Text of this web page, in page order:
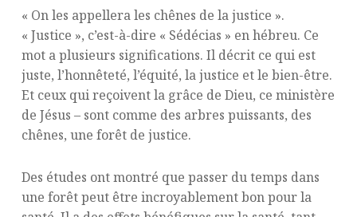
« On les appellera les chênes de la justice ».
« Justice », c’est-à-dire « Sédécias » en hébreu. Ce
mot a plusieurs significations. Il décrit ce qui est
juste, l’honnêteté, l’équité, la justice et le bien-être.
Et ceux qui reçoivent la grâce de Dieu, ce ministère
de Jésus – sont comme des arbres puissants, des
chênes, une forêt de justice.
Des études ont montré que passer du temps dans
une forêt peut être incroyablement bon pour la